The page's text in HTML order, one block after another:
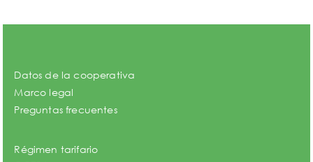
Datos de la cooperativa
Marco legal
Preguntas frecuentes
Régimen tarifario